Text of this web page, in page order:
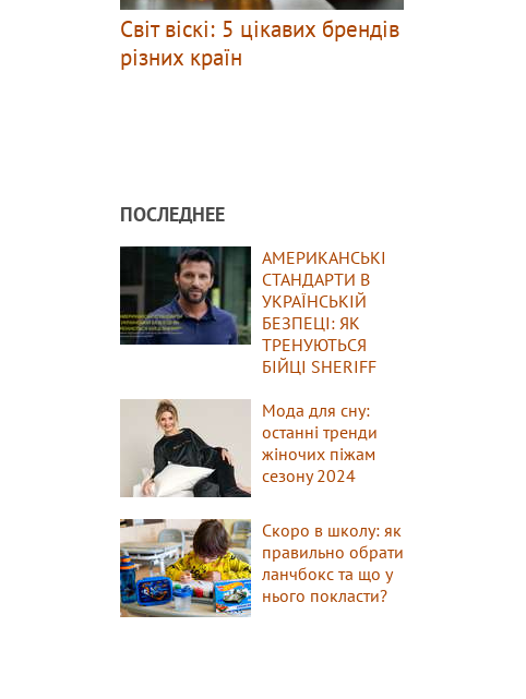
Світ віскі: 5 цікавих брендів
різних країн
ПОСЛЕДНЕЕ
АМЕРИКАНСЬКІ
СТАНДАРТИ В
УКРАЇНСЬКІЙ
БЕЗПЕЦІ: ЯК
ТРЕНУЮТЬСЯ
БІЙЦІ SHERIFF
Мода для сну:
останні тренди
жіночих піжам
сезону 2024
Скоро в школу: як
правильно обрати
ланчбокс та що у
нього покласти?